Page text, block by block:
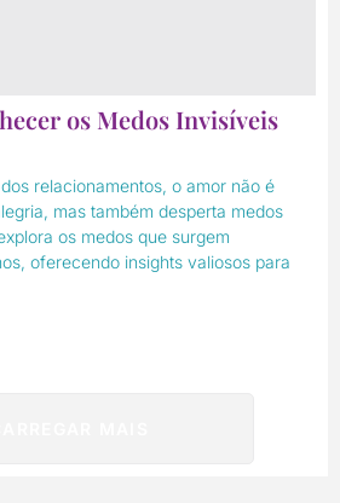
os Medos Invisíveis
relacionamentos, o amor não é
mas também desperta medos
os medos que surgem
oferecendo insights valiosos para